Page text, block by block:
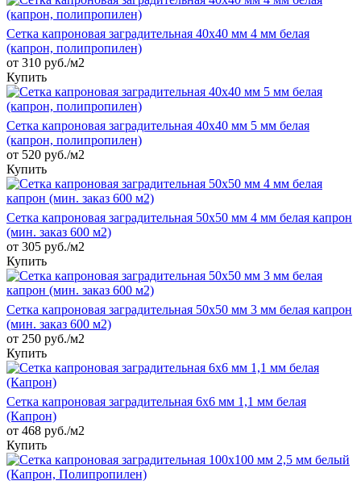
Сетка капроновая заградительная 40х40 мм 4 мм белая
(капрон, полипропилен)
от 310 руб./м2
Купить
Сетка капроновая заградительная 40х40 мм 5 мм белая
(капрон, полипропилен)
от 520 руб./м2
Купить
Сетка капроновая заградительная 50х50 мм 4 мм белая капрон
(мин. заказ 600 м2)
от 305 руб./м2
Купить
Сетка капроновая заградительная 50х50 мм 3 мм белая капрон
(мин. заказ 600 м2)
от 250 руб./м2
Купить
Сетка капроновая заградительная 6х6 мм 1,1 мм белая
(Капрон)
от 468 руб./м2
Купить